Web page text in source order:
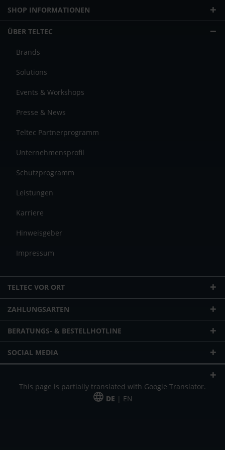
SHOP INFORMATIONEN
ÜBER TELTEC
Brands
Solutions
Events & Workshops
Presse & News
Teltec Partnerprogramm
Unternehmensprofil
Schutzprogramm
Leistungen
Karriere
Hinweisgeber
Impressum
TELTEC VOR ORT
ZAHLUNGSARTEN
BERATUNGS- & BESTELLHOTLINE
SOCIAL MEDIA
This page is partially translated with Google Translator.
DE | EN